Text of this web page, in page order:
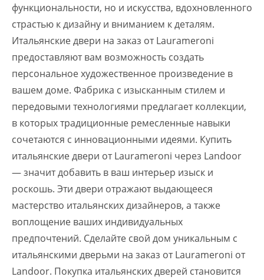
функциональности, но и искусства, вдохновленного
страстью к дизайну и вниманием к деталям.
Итальянские двери на заказ от Laurameroni
предоставляют вам возможность создать
персональное художественное произведение в
вашем доме. Фабрика с изысканным стилем и
передовыми технологиями предлагает коллекции,
в которых традиционные ремесленные навыки
сочетаются с инновационными идеями. Купить
итальянские двери от Laurameroni через Landoor
— значит добавить в ваш интерьер изыск и
роскошь. Эти двери отражают выдающееся
мастерство итальянских дизайнеров, а также
воплощение ваших индивидуальных
предпочтений. Сделайте свой дом уникальным с
итальянскими дверьми на заказ от Laurameroni от
Landoor. Покупка итальянских дверей становится